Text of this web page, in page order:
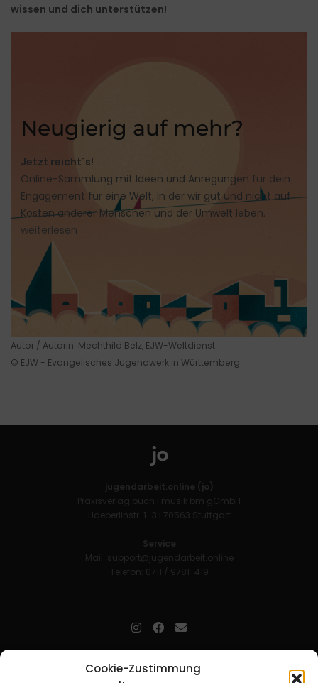
Cookie-Zustimmung
wissen und dich unterstützen!
Neugierig auf mehr?
Jetzt reicht´s!
Online-Sammlung mit Ideen und Anregungen für dein
Engagement für eine Welt, in der wir gut und nicht auf
Kosten anderer Menschen und der Umwelt leben.
weiterlesen
Autor / Autorin: Mechthild Belz, EJW-Weltdienst
© EJW - Evangelisches Jugendwerk in Württemberg
jugendarbeit.online (jo)
Praxisverlag buch+musik bm gGmbH
Haeberlinstr. 1–3 | 70563 Stuttgart
Service
Mail: support@jugendarbeit.online
Telefon: 0711 / 9781-419
Mitarbeitende in der christlichen Kinder-, Jugend- und jungen